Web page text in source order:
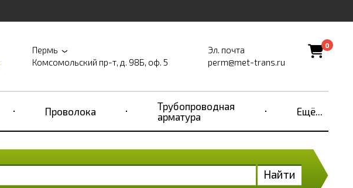
Пермь
Комсомольский пр-т, д. 98Б, оф. 5
Эл. почта
perm@met-trans.ru
0
Проволока
Трубопроводная
арматура
Ещё...
Найти